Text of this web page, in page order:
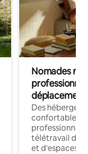
Nomades
déplacement
Des
confortables
professionnels
télétravail
et d'espaces